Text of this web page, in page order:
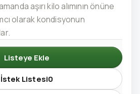
aşırı kilo alımının önüne
olarak kondisyonun
Listeye Ekle
İstek Listesi0